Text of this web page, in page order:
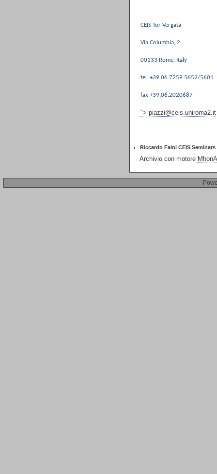
CEIS Tor Vergata
Via Columbia, 2
00133 Rome, Italy
tel. +39.06.7259.5652/5601
fax +39.06.2020687
"> piazzi@ceis.uniroma2.it
Riccardo Faini CEIS
Archivio con motore